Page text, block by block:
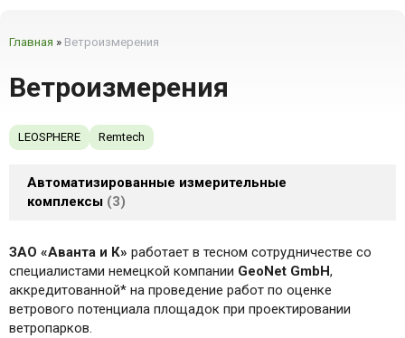
Главная » Ветроизмерения
Ветроизмерения
LEOSPHERE Remtech
Автоматизированные измерительные
комплексы
3
ЗАО «Аванта и К» работает в тесном сотрудничестве со
специалистами немецкой компании GeoNet GmbH,
аккредитованной* на проведение работ по оценке
ветрового потенциала площадок при проектировании
ветропарков.